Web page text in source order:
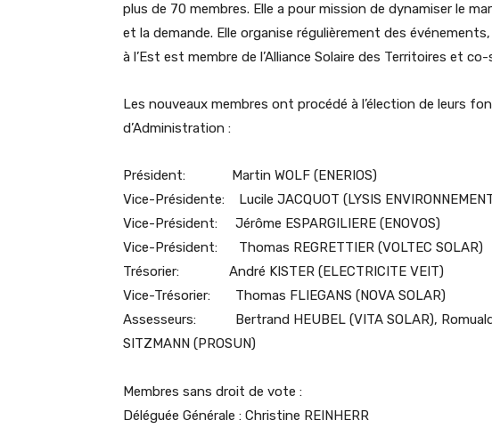
plus de 70 membres. Elle a pour mission de dynamiser le
et la demande. Elle organise régulièrement des
à l’Est est membre de l’Alliance Solaire des Territoires et
Les nouveaux membres ont procédé à l’élection de leurs
d’Administration :
Président: Martin WOLF (ENERIOS)
Vice-Présidente: Lucile JACQUOT (LYSIS
Vice-Président: Jérôme ESPARGILIERE (ENOVOS)
Vice-Président: Thomas REGRETTIER (VOLTEC SOLAR)
Trésorier: André KISTER (ELECTRICITE VEIT)
Vice-Trésorier: Thomas FLIEGANS (NOVA SOLAR)
Assesseurs: Bertrand HEUBEL (VITA SOLAR), Romuald
SITZMANN (PROSUN)
Membres sans droit de vote :
Déléguée Générale : Christine REINHERR